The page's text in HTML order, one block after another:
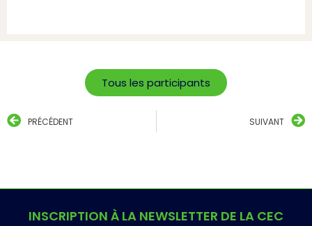
Tous les participants
PRÉCÉDENT SUIVANT
INSCRIPTION À LA NEWSLETTER DE LA CEC